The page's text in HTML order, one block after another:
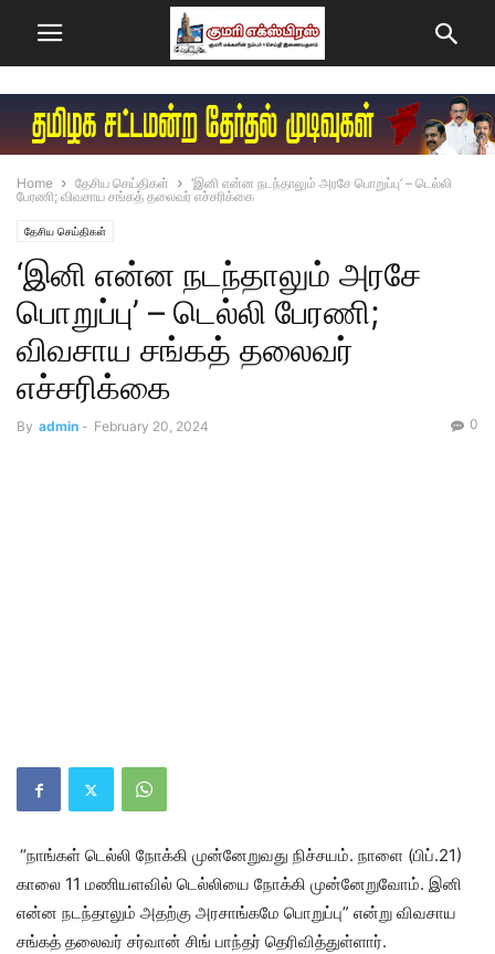
Home தேசிய செய்திகள்
‘இனி என்ன நடந்தாலும் அரசே பொறுப்பு’ – டெல்லி
பேரணி; விவசாய சங்கத் தலைவர் எச்சரிக்கை
தேசிய செய்திகள்
‘இனி என்ன நடந்தாலும் அரசே
பொறுப்பு’ – டெல்லி பேரணி;
விவசாய சங்கத் தலைவர்
எச்சரிக்கை
By admin - February 20, 2024 0
“நாங்கள் டெல்லி நோக்கி முன்னேறுவது நிச்சயம். நாளை (பிப்.21)
காலை 11 மணியளவில் டெல்லியை நோக்கி முன்னேறுவோம். இனி
என்ன நடந்தாலும் அதற்கு அரசாங்கமே பொறுப்பு” என்று விவசாய
சங்கத் தலைவர் சர்வான் சிங் பாந்தர் தெரிவித்துள்ளார்.